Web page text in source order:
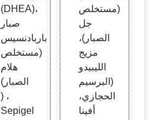
(DHEA)،
صبار
باربادنسيس
(مستخلص
هلام
الصبار)
) ،
Sepigel
(مستخلص
جل
الصبار)،
مزيج
الليبيدو
(البرسيم
الحجازي،
أفينا